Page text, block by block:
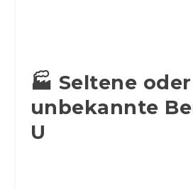
🏭 Seltene oder
unbekannte
U